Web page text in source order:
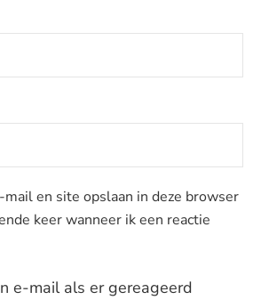
mail en site opslaan in deze browser
keer wanneer ik een reactie
e-mail als er gereageerd